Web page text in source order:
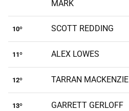
MARK
10º SCOTT REDDING
11º ALEX LOWES
12º TARRAN MACKENZIE
13º GARRETT GERLOFF